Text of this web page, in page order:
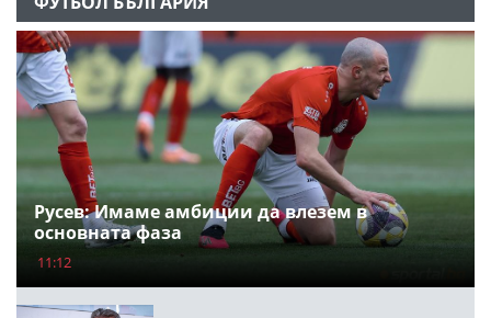
Русев: Имаме амбиции да влезем в
основната фаза
11:12